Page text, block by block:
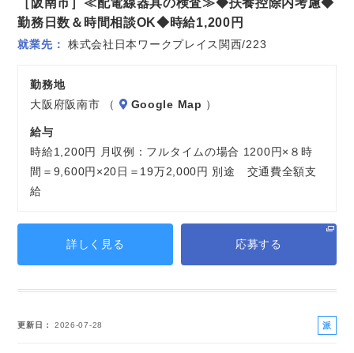
［阪南市］≪配電線器具の検査≫◆扶養控除内考慮◆
勤務日数＆時間相談OK◆時給1,200円
就業先 株式会社日本ワークプレイス関西/223
勤務地
大阪府阪南市 （
Google Map ）
給与
時給1,200円 月収例：フルタイムの場合 1200円×８時
間＝9,600円×20日＝19万2,000円 別途 交通費全額支
給
詳しく見る 応募する
更新日 2026-07-28
派